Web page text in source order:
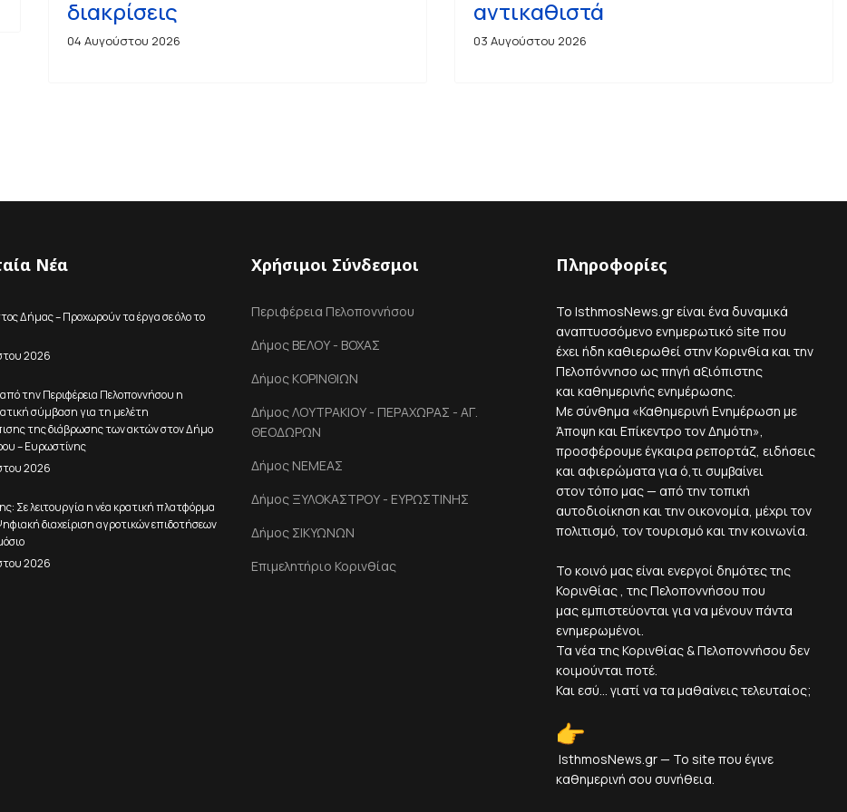
διακρίσεις
04 Αυγούστου 2026
αντικαθιστά
03 Αυγούστου 2026
Νέα
Δήμας – Προχωρούν τα έργα σε όλο το
2026
την Περιφέρεια Πελοποννήσου η
σύμβαση για τη μελέτη
της διάβρωσης των ακτών στον Δήμο
– Ευρωστίνης
2026
Σε λειτουργία η νέα κρατική πλατφόρμα
διαχείριση αγροτικών επιδοτήσεων
2026
Χρήσιμοι Σύνδεσμοι
Περιφέρεια Πελοποννήσου
Δήμος ΒΕΛΟΥ - ΒΟΧΑΣ
Δήμος ΚΟΡΙΝΘΙΩΝ
Δήμος ΛΟΥΤΡΑΚΙΟΥ - ΠΕΡΑΧΩΡΑΣ - ΑΓ.
ΘΕΟΔΩΡΩΝ
Δήμος ΝΕΜΕΑΣ
Δήμος ΞΥΛΟΚΑΣΤΡΟΥ - ΕΥΡΩΣΤΙΝΗΣ
Δήμος ΣΙΚΥΩΝΩΝ
Επιμελητήριο Κορινθίας
Πληροφορίες
Το IsthmosNews.gr είναι ένα δυναμικά
αναπτυσσόμενο ενημερωτικό site που
έχει ήδη καθιερωθεί στην Κορινθία και την
Πελοπόννησο ως πηγή αξιόπιστης
και καθημερινής ενημέρωσης.
Με σύνθημα «Καθημερινή Ενημέρωση με
Άποψη και Επίκεντρο τον Δημότη»,
προσφέρουμε έγκαιρα ρεπορτάζ, ειδήσεις
και αφιερώματα για ό,τι συμβαίνει
στον τόπο μας — από την τοπική
αυτοδιοίκηση και την οικονομία, μέχρι τον
πολιτισμό, τον τουρισμό και την κοινωνία.
Το κοινό μας είναι ενεργοί δημότες της
Κορινθίας , της Πελοποννήσου που
μας εμπιστεύονται για να μένουν πάντα
ενημερωμένοι.
Τα νέα της Κορινθίας & Πελοποννήσου δεν
κοιμούνται ποτέ.
Και εσύ... γιατί να τα μαθαίνεις τελευταίος;
IsthmosNews.gr — Το site που έγινε
καθημερινή σου συνήθεια.